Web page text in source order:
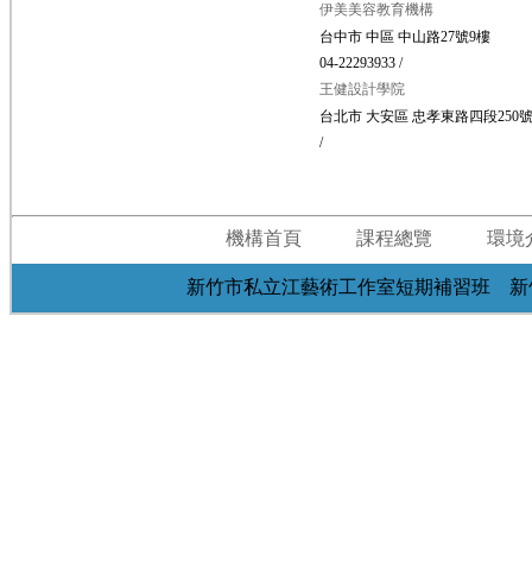
伊美美容教育機構
台中市 中區 中山路27號9樓
04-22293933 /
王健設計學院
台北市 大安區 忠孝東路四段250
/
機構首頁 課程總覽 環境
新竹市私立江藝術工作室短期補習班 新